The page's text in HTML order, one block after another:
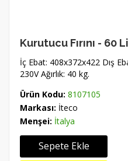
Kurutucu Fırını - 60
İç Ebat: 408x372x422 Dış
230V Ağırlık: 40 kg.
Ürün Kodu: 8107105
Markası: İteco
Menşei: İtalya
Sepete Ekle